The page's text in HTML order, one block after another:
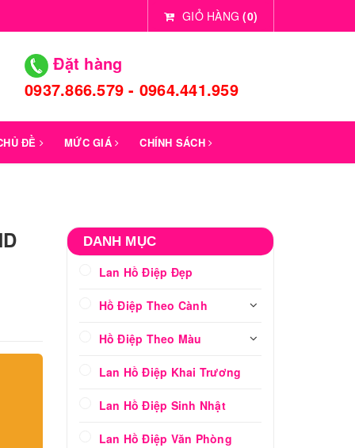
GIỎ HÀNG (0)
Đặt hàng
0937.866.579 - 0964.441.959
ĐỀ MỨC GIÁ CHÍNH SÁCH
DANH MỤC
Lan Hồ Điệp Đẹp
Hồ Điệp Theo Cành
Hồ Điệp Theo Màu
Lan Hồ Điệp Khai Trương
Lan Hồ Điệp Sinh Nhật
Lan Hồ Điệp Văn Phòng